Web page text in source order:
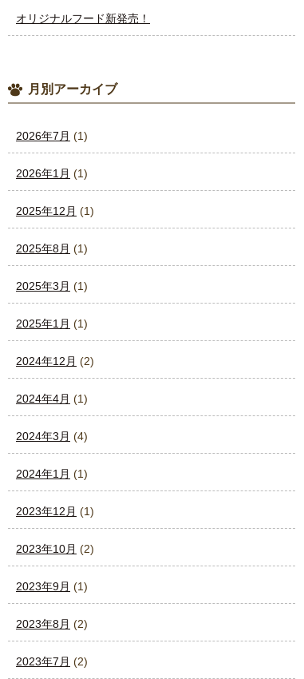
オリジナルフード新発売！
月別アーカイブ
2026年7月 (1)
2026年1月 (1)
2025年12月 (1)
2025年8月 (1)
2025年3月 (1)
2025年1月 (1)
2024年12月 (2)
2024年4月 (1)
2024年3月 (4)
2024年1月 (1)
2023年12月 (1)
2023年10月 (2)
2023年9月 (1)
2023年8月 (2)
2023年7月 (2)